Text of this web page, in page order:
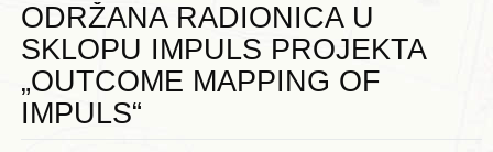
ODRŽANA RADIONICA U
SKLOPU IMPULS PROJEKTA
„OUTCOME MAPPING OF
IMPULS“